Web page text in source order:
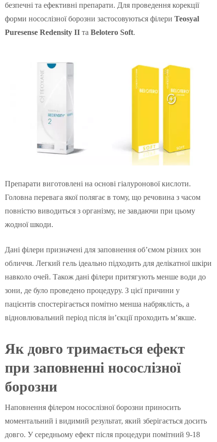
безпечні та ефективні препарати. Для проведення корекції
форми носослізної борозни застосовуються філери Teosyal
Puresense Redensity II та Belotero Soft.
Препарати виготовлені на основі гіалуронової кислоти.
Головна перевага якої полягає в тому, що речовина з часом
повністю виводиться з організму, не завдаючи при цьому
жодної шкоди.
Дані філери призначені для заповнення об’ємом різних зон
обличчя. Легкий гель ідеально підходить для делікатної шкіри
навколо очей. Також дані філери притягують менше води до
зони, де було проведено процедуру. З цієї причини у
пацієнтів спостерігається помітно менша набряклість, а
відновлювальний період після ін’єкції проходить м’якше.
Як довго тримається ефект
при заповненні носослізної
борозни
Наповнення філером носослізної борозни приносить
моментальний і видимий результат, який зберігається досить
довго. У середньому ефект після процедури помітний 9-18